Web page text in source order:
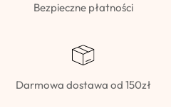
Bezpieczne płatności
Darmowa dostawa od 150zł